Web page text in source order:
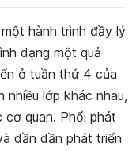
hành trình đầy lý
dạng một quả
ở tuần thứ 4 của
lớp khác nhau,
quan. Phổi phát
dần dần phát triển